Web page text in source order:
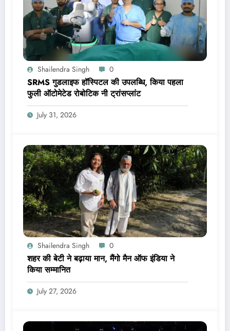
Shailendra Singh 0
SRMS गुडलाइफ हॉस्पिटल की उपलब्धि, किया पहला
फुली ऑटोमेटेड रोबोटिक नी ट्रांसप्लांट
July 31, 2026
Shailendra Singh 0
शहर की बेटी ने बढ़ाया मान, मैंगो मैन ऑफ इंडिया ने
किया सम्मानित
July 27, 2026